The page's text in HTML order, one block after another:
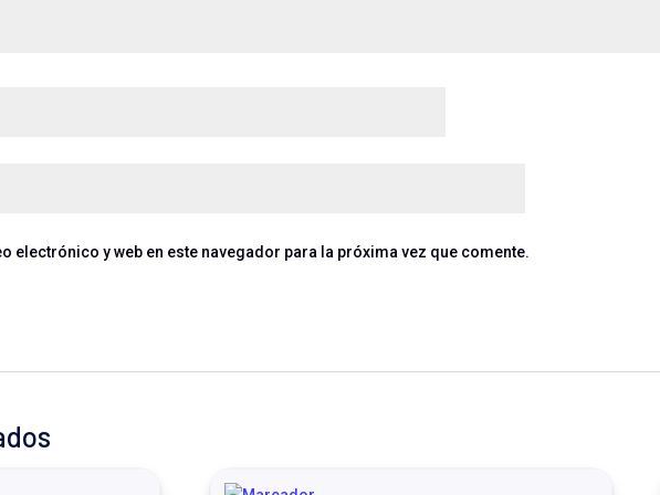
electrónico y web en este navegador para la próxima vez que comente.